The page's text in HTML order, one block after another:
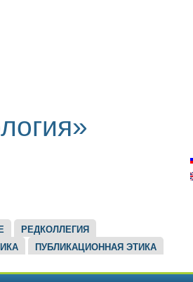
РЕДКОЛЛЕГИЯ
ПУБЛИКАЦИОННАЯ ЭТИКА